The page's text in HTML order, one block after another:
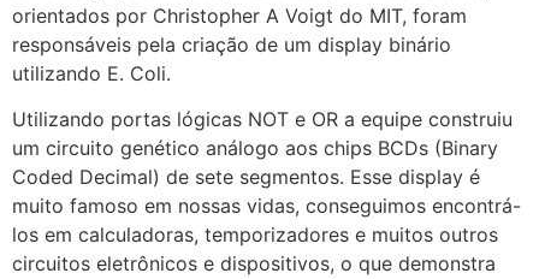
orientados por Christopher A Voigt do MIT, foram
responsáveis pela criação de um display binário
utilizando E. Coli.
Utilizando portas lógicas NOT e OR a equipe construiu
um circuito genético análogo aos chips BCDs (Binary
Coded Decimal) de sete segmentos. Esse display é
muito famoso em nossas vidas, conseguimos encontrá-
los em calculadoras, temporizadores e muitos outros
circuitos eletrônicos e dispositivos, o que demonstra